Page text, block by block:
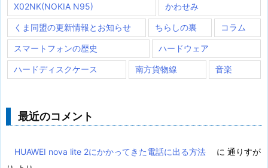
X02NK(NOKIA N95)
かわせみ
くま同盟の更新情報とお知らせ ちらしの裏 コラム
スマートフォンの歴史 ハードウェア
ハードディスクケース 南方貨物線 音楽
最近のコメント
HUAWEI nova lite 2にかかってきた電話に出る方法 に 通りすが